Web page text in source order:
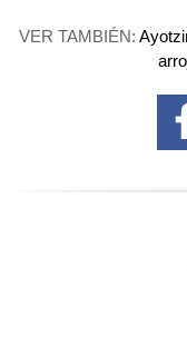
VER TAMBIÉN: